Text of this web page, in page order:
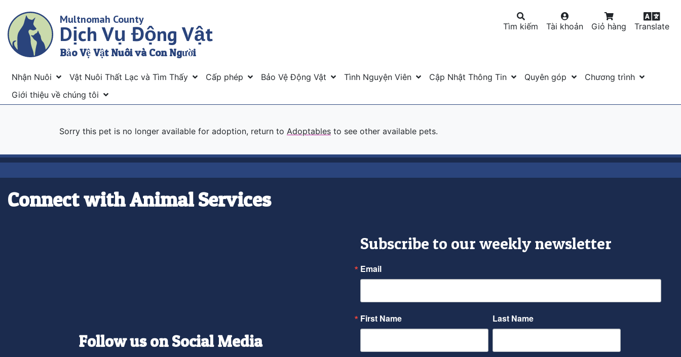
main
content
Multnomah County
Dịch Vụ Động Vật
Bảo Vệ Vật Nuôi và Con Người
Tìm kiếm Tài khoản Giỏ hàng Translate
Menu
Nhận Nuôi Vật Nuôi Thất Lạc và Tìm Thấy Cấp phép Bảo Vệ Động Vật Tình Nguyện Viên Cập Nhật Thông Tin Quyên góp
Chương trình
Giới thiệu về chúng tôi
Sorry this pet is no longer available for adoption, return to Adoptables to see other available pets.
Connect with Animal Services
Follow us on Social Media
Subscribe to our weekly newsletter
Email
First Name Last Name